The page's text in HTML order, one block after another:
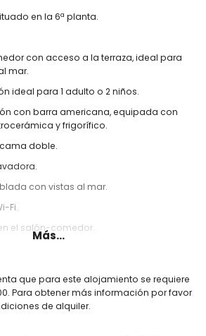
en la 6ª planta.
con acceso a la terraza, ideal para
mar.
ideal para 1 adulto o 2 niños.
con barra americana, equipada con
y frigorífico.
cama doble.
con vistas al mar.
Fi.
el salón-comedor.
Consulte disponibilidad y precio.
Más...
que para este alojamiento se requiere
Para obtener más información por favor
de alquiler.